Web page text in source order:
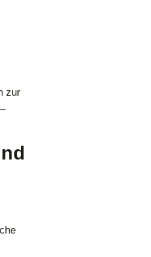
zur